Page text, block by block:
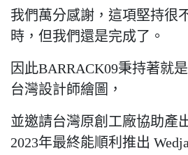
我們萬分感謝，這項堅持很
時，但我們還是完成了。
因此BARRACK09秉持著就
台灣設計師繪圖，
並邀請台灣原創工廠協助產
2023年最終能順利推出